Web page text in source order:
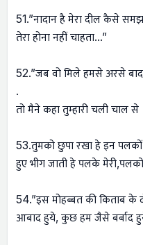
51.”नादान है मेरा दील कैसे
तेरा होना नहीं चाहता…”
52.”जब वो मिले हमसे अरसे
.
तो मैने कहा तुम्हारी चली चाल
53.तुमको छुपा रखा हे इन
हुए भीग जाती हे पलके
54.”इस मोहब्बत की किताब
आबाद हुये, कुछ हम जैसे बर्बाद